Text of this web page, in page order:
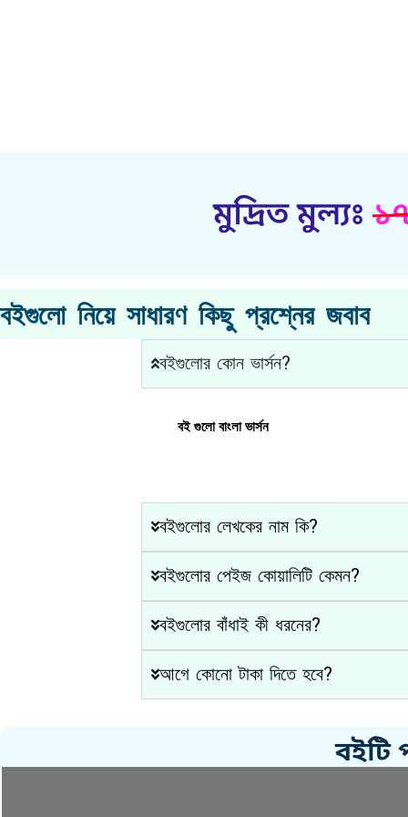
মুদ্রিত মুল্যঃ
বইগুলো নিয়ে সাধারণ কিছু প্রশ্নের জবাব
বইগুলোর কোন ভার্সন?
বই গুলো বাংলা ভার্সন
বইগুলোর লেখকের নাম কি?
বইগুলোর পেইজ কোয়ালিটি কেমন?
বইগুলোর বাঁধাই কী ধরনের?
আগে কোনো টাকা দিতে হবে?
বইটি